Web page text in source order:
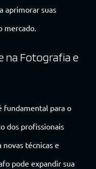
aprimorar suas
mercado.
na Fotografia e
fundamental para o
dos profissionais
novas técnicas e
pode expandir sua